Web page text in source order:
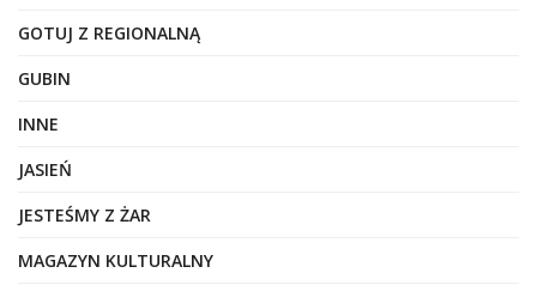
GOTUJ Z REGIONALNĄ
GUBIN
INNE
JASIEŃ
JESTEŚMY Z ŻAR
MAGAZYN KULTURALNY